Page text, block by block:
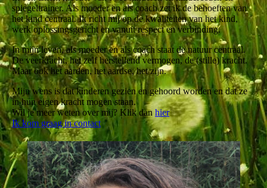
spiegeltrainer. Als moeder en als coach zet ik de behoeften van
het kind centraal. Ik richt mij op de kwaliteiten van het kind,
werk oplossingsgericht en vanuit respect en verbinding.
In mijn leven, als moeder en als coach staat de natuur centraal.
De veerkracht, het zelf herstellend vermogen, de (stille) kracht.
Maar ook het aarden, het aardse, het zijn.
Mijn wens is dat kinderen gezien en gehoord worden en dat ze
in hun eigen kracht mogen staan.
Wil je meer weten over mij? Klik dan hier
Ik kom graag in contact